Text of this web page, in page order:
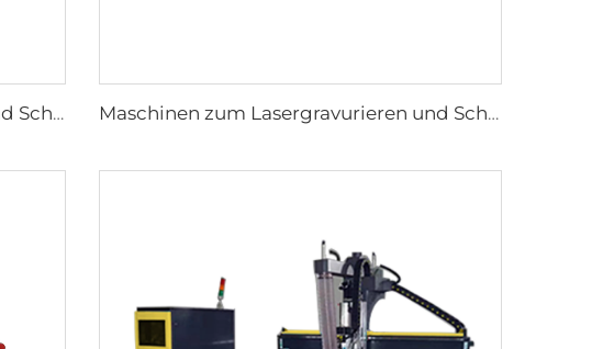
Maschinen zum Lasergravurieren und Schneiden 7050 Maschinen zum Lasergravurieren und Schneiden 1325